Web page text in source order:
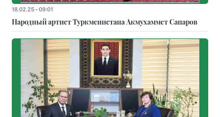
18.02.25 - 09:01
Народный артист Туркменистана Акмухаммет Сапаров